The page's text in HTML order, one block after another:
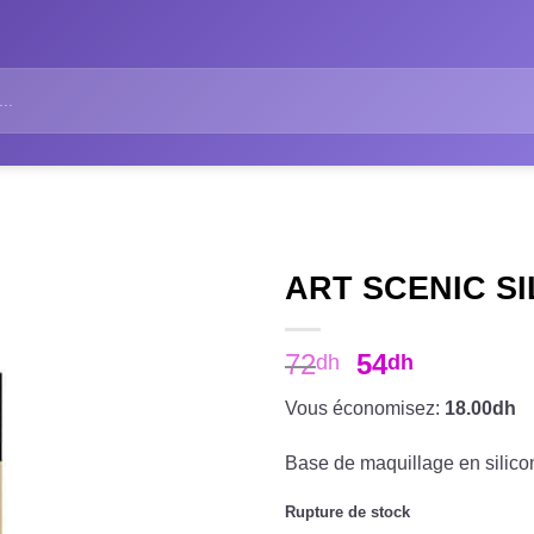
ART SCENIC
72dh 54dh
Vous économisez: 18.00dh
Base de maquillage en
Rupture de stock